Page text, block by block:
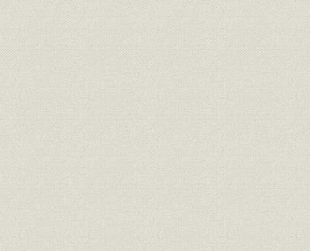
1 火力発電への邁進
2 九州における炭鉱工事の展開
3 原子力分野参入への布石
4 臨海コンビナートの形成と海洋関係工事
5 量産時代への移行期における工場関連工事
第4節 交通網の整備・拡充と高速化
1 国鉄再建期の新線敷設と改良工事
2 東京・名古屋での地下鉄新線建設
3 大型プロジェクトとしての道路建設